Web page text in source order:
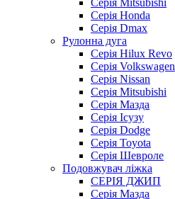
Серія Mitsubishi
Серія Honda
Серія Dmax
Рулонна дуга
Серія Hilux Revo
Серія Volkswagen
Серія Nissan
Серія Mitsubishi
Серія Мазда
Серія Ісузу
Серія Dodge
Серія Toyota
Серія Шевроле
Подовжувач ліжка
СЕРІЯ ДЖИП
Серія Мазда